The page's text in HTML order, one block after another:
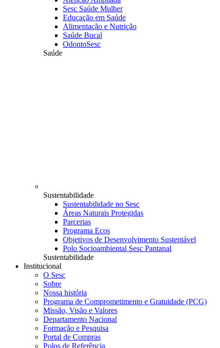
Sesc Saúde Mulher
Educação em Saúde
Alimentação e Nutrição
Saúde Bucal
OdontoSesc
Saúde
Sustentabilidade
Sustentabilidade no Sesc
Áreas Naturais Protegidas
Parcerias
Programa Ecos
Objetivos de Desenvolvimento Sustentável
Polo Socioambiental Sesc Pantanal
Sustentabilidade
Institucional
O Sesc
Sobre
Nossa história
Programa de Comprometimento e Gratuidade (PCG)
Missão, Visão e Valores
Departamento Nacional
Formação e Pesquisa
Portal de Compras
Polos de Referência